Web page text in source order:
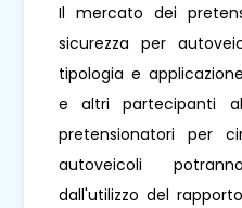
Il mercato dei
sicurezza per
tipologia e
e altri partecipanti
pretensionatori per
autoveicoli
dall'utilizzo del